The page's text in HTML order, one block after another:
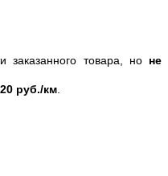
заказанного товара, но не
20 руб./км